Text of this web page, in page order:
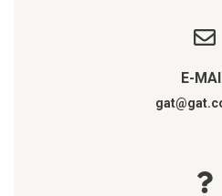
E-